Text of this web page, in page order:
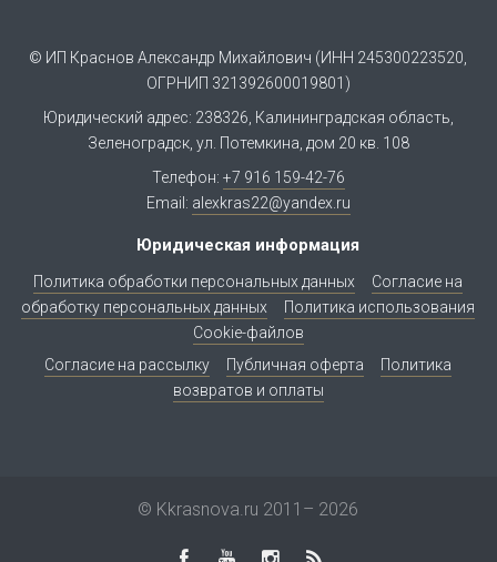
© ИП Краснов Александр Михайлович (ИНН 245300223520,
ОГРНИП 321392600019801)
Юридический адрес: 238326, Калининградская область,
Зеленоградск, ул. Потемкина, дом 20 кв. 108
Телефон: +7 916 159-42-76
Email: alexkras22@yandex.ru
Юридическая информация
Политика обработки персональных данных
Согласие на
обработку персональных данных
Политика использования
Cookie-файлов
Согласие на рассылку
Публичная оферта
Политика
возвратов и оплаты
© Kkrasnova.ru 2011– 2026